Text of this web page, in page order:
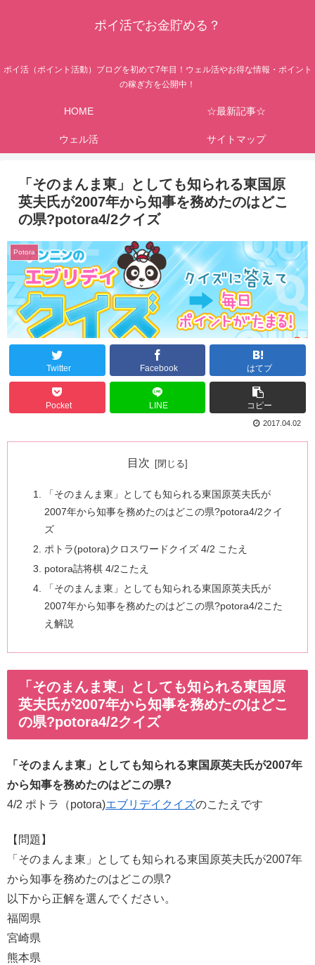
ポイ活でお金貯める？
ポイ活（ポイント活動）ブログを初めて7年目！ウェル活やお得な情報・ポイント
の稼ぎ方を公開中！
HOME ☆最新記事☆
ウェル活 サイトマップ
「そのまんま東」としても知られる東国原
英夫氏が2007年から知事を務めたのはどこ
の県?potora4/2クイズ
Potora
Twitter Facebook はてブ
Pocket LINE コピー
2017.04.02
目次
「そのまんま東」としても知られる東国原英夫氏が
2007年から知事を務めたのはどこの県?potora4/2クイ
ズ
ポトラ(potora)クロスワードクイズ 4/2 こたえ
potora詰将棋 4/2こたえ
「そのまんま東」としても知られる東国原英夫氏が
2007年から知事を務めたのはどこの県?potora4/2こた
え解説
「そのまんま東」としても知られる東国原
英夫氏が2007年から知事を務めたのはどこ
の県?potora4/2クイズ
「そのまんま東」としても知られる東国原英夫氏が2007年
から知事を務めたのはどこの県?
4/2 ポトラ（potora)エブリデイクイズのこたえです
【問題】
「そのまんま東」としても知られる東国原英夫氏が2007年
から知事を務めたのはどこの県?
以下から正解を選んでください。
福岡県
宮崎県
熊本県